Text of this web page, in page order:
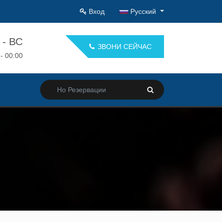
Вход Русский
ВС
00:00
ЗВОНИ СЕЙЧАС